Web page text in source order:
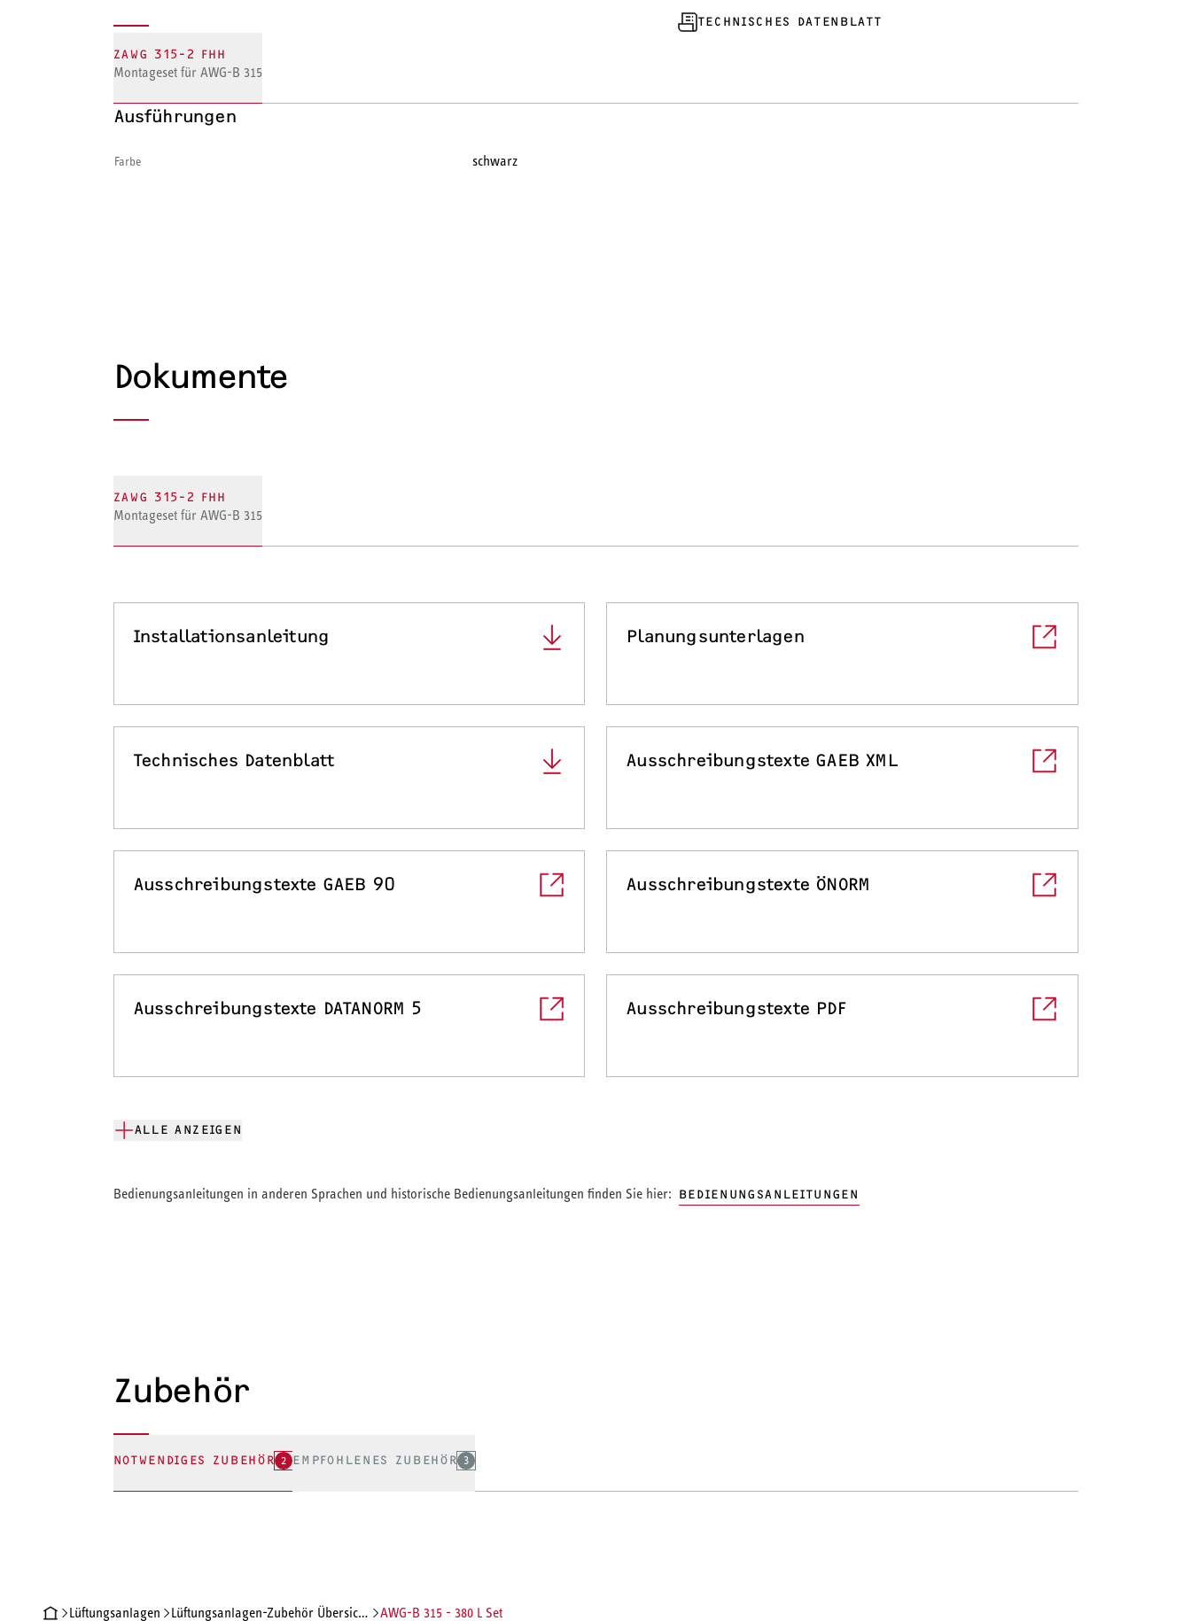
Schnellanschluss.
TECHNISCHES DATENBLATT
ZAWG 315-2 FHH
Montageset für AWG-B 315
Ausführungen
Farbe schwarz
Dokumente
ZAWG 315-2 FHH
Montageset für AWG-B 315
Installationsanleitung Planungsunterlagen
Technisches Datenblatt Ausschreibungstexte GAEB XML
Ausschreibungstexte GAEB 90 Ausschreibungstexte ÖNORM
Ausschreibungstexte DATANORM 5 Ausschreibungstexte PDF
ALLE ANZEIGEN
Bedienungsanleitungen in anderen Sprachen und historische Bedienungsanleitungen finden Sie hier: BEDIENUNGSANLEITUNGEN
Zubehör
NOTWENDIGES ZUBEHÖR 2 EMPFOHLENES ZUBEHÖR 3
PRODUKTDETAILS TECHNISCHE DATENDOKUMENTEZUBEHÖR
Lüftungsanlagen Lüftungsanlagen-Zubehör Übersicht - STIEBEL ELTRON AWG-B 315 - 380 L Set